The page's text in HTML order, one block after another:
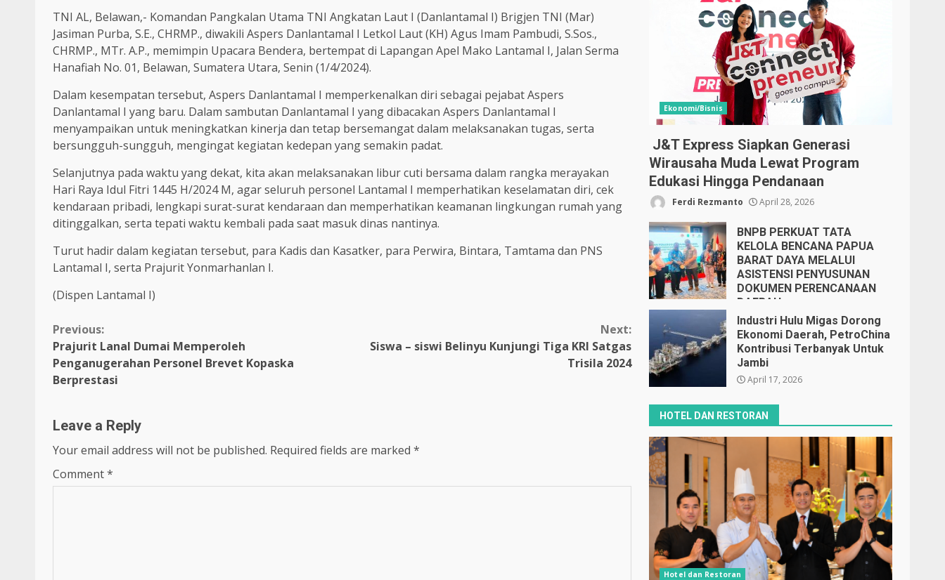
TNI AL, Belawan,- Komandan Pangkalan Utama TNI Angkatan Laut I (Danlantamal I) Brigjen TNI (Mar)
Jasiman Purba, S.E., CHRMP., diwakili Aspers Danlantamal I Letkol Laut (KH) Agus Imam Pambudi, S.Sos.,
CHRMP., MTr. A.P., memimpin Upacara Bendera, bertempat di Lapangan Apel Mako Lantamal I, Jalan Serma
Hanafiah No. 01, Belawan, Sumatera Utara, Senin (1/4/2024).
Dalam kesempatan tersebut, Aspers Danlantamal I memperkenalkan diri sebagai pejabat Aspers
Danlantamal I yang baru. Dalam sambutan Danlantamal I yang dibacakan Aspers Danlantamal I
menyampaikan untuk meningkatkan kinerja dan tetap bersemangat dalam melaksanakan tugas, serta
bersungguh-sungguh, mengingat kegiatan kedepan yang semakin padat.
Selanjutnya pada waktu yang dekat, kita akan melaksanakan libur cuti bersama dalam rangka merayakan
Hari Raya Idul Fitri 1445 H/2024 M, agar seluruh personel Lantamal I memperhatikan keselamatan diri, cek
kendaraan pribadi, lengkapi surat-surat kendaraan dan memperhatikan keamanan lingkungan rumah yang
ditinggalkan, serta tepati waktu kembali pada saat masuk dinas nantinya.
Turut hadir dalam kegiatan tersebut, para Kadis dan Kasatker, para Perwira, Bintara, Tamtama dan PNS
Lantamal I, serta Prajurit Yonmarhanlan I.
(Dispen Lantamal I)
Continue
Reading
Previous:
Prajurit Lanal Dumai Memperoleh
Penganugerahan Personel Brevet Kopaska
Berprestasi
Next:
Siswa – siswi Belinyu Kunjungi Tiga KRI Satgas
Trisila 2024
Leave a Reply
Your email address will not be published. Required fields are marked *
Comment*
Ekonomi/Bisnis
J&T Express Siapkan Generasi
Wirausaha Muda Lewat Program
Edukasi Hingga Pendanaan
Ferdi Rezmanto April 28, 2026
BNPB PERKUAT TATA
KELOLA BENCANA PAPUA
BARAT DAYA MELALUI
ASISTENSI PENYUSUNAN
DOKUMEN PERENCANAAN
DAERAH
April 17, 2026
Industri Hulu Migas Dorong
Ekonomi Daerah, PetroChina
Kontribusi Terbanyak Untuk
Jambi
April 17, 2026
HOTEL DAN RESTORAN
Hotel dan Restoran